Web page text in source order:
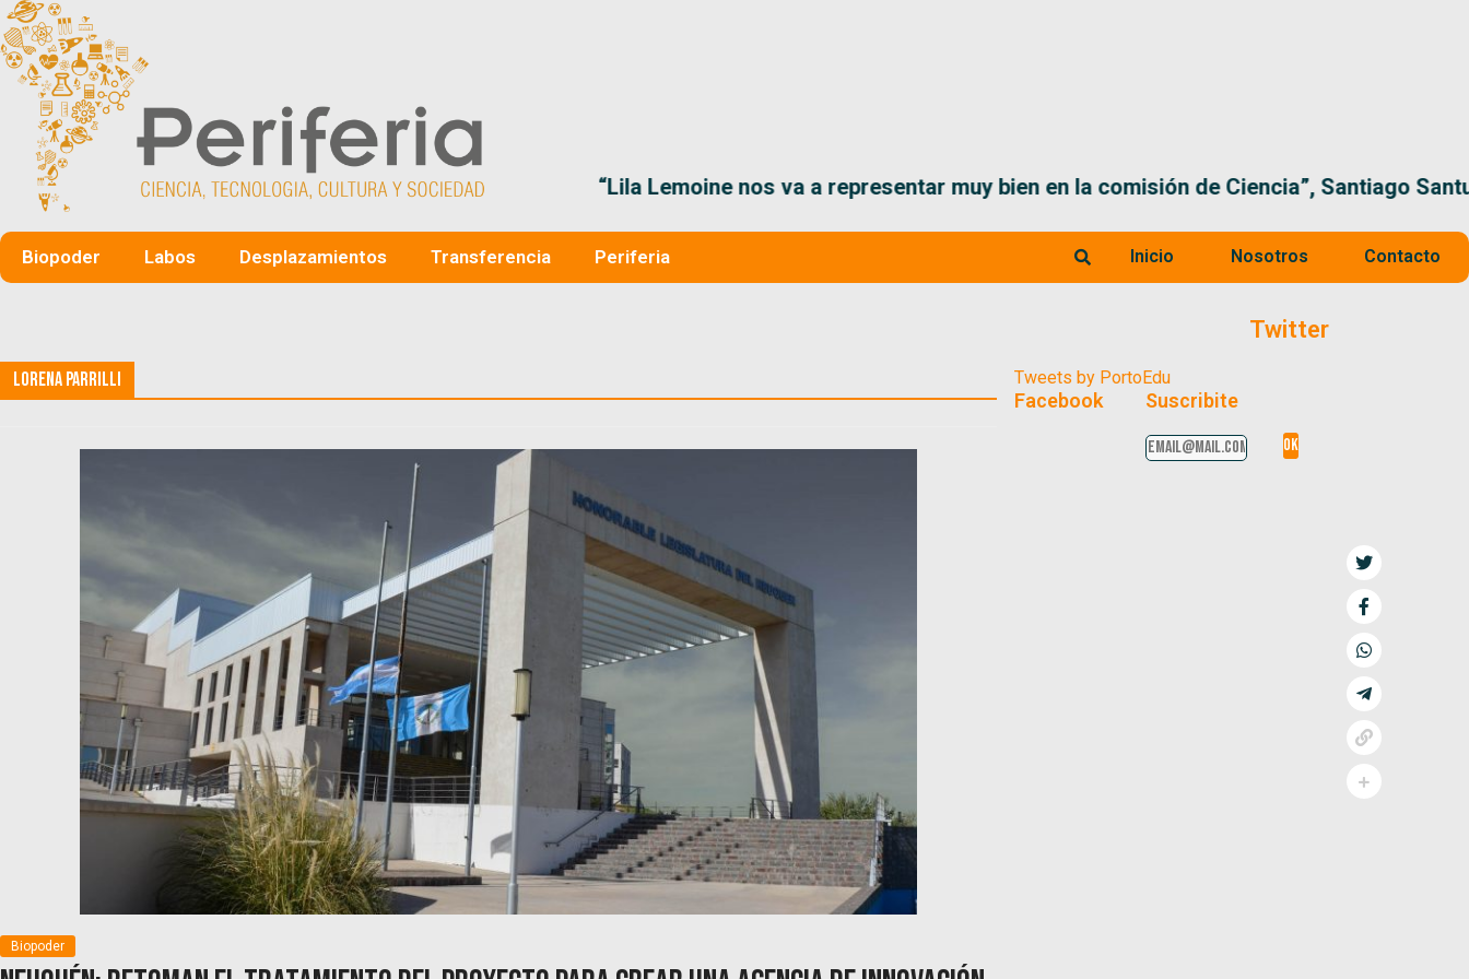
“Lila Lemoine nos va a representar muy bien en la comisión de Ciencia”, Santiago Santurio
Biopoder Labos Desplazamientos Transferencia Periferia Inicio Nosotros Contacto
Lorena Parrilli
Biopoder
Twitter
Tweets by PortoEdu
Facebook Suscribite